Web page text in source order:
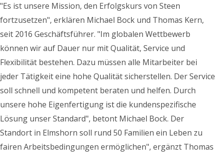
"Es ist unsere Mission, den Erfolgskurs von Steen
fortzusetzen", erklären Michael Bock und Thomas Kern,
seit 2016 Geschäftsführer. "Im globalen Wettbewerb
können wir auf Dauer nur mit Qualität, Service und
Flexibilität bestehen. Dazu müssen alle Mitarbeiter bei
jeder Tätigkeit eine hohe Qualität sicherstellen. Der Service
soll schnell und kompetent beraten und helfen. Durch
unsere hohe Eigenfertigung ist die kundenspezifische
Lösung unser Standard", betont Michael Bock. Der
Standort in Elmshorn soll rund 50 Familien ein Leben zu
fairen Arbeitsbedingungen ermöglichen", ergänzt Thomas